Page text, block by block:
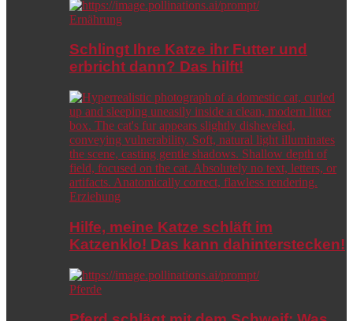
Ernährung
Schlingt Ihre Katze ihr Futter und
erbricht dann? Das hilft!
Erziehung
Hilfe, meine Katze schläft im
Katzenklo! Das kann dahinterstecken!
Pferde